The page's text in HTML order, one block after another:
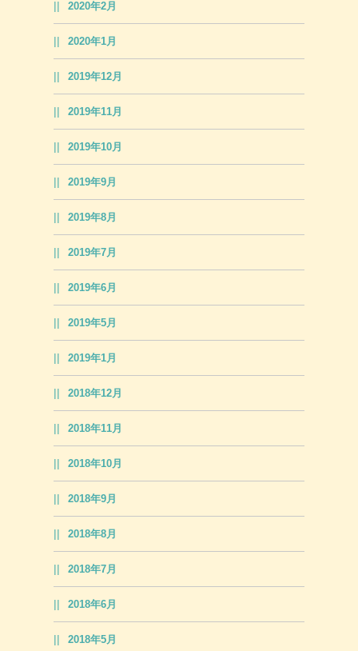
2020年2月
2020年1月
2019年12月
2019年11月
2019年10月
2019年9月
2019年8月
2019年7月
2019年6月
2019年5月
2019年1月
2018年12月
2018年11月
2018年10月
2018年9月
2018年8月
2018年7月
2018年6月
2018年5月